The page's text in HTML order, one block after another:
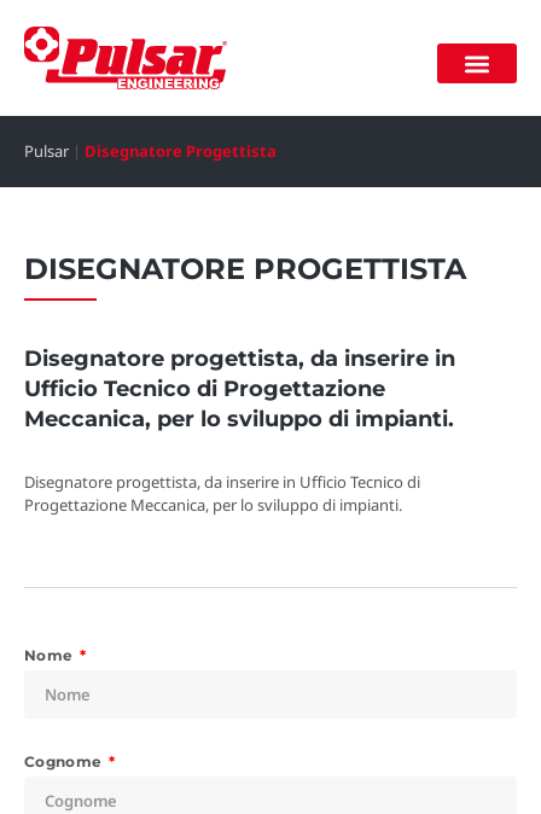
Pulsar | Disegnatore Progettista
DISEGNATORE PROGETTISTA
Disegnatore progettista, da inserire in
Ufficio Tecnico di Progettazione
Meccanica, per lo sviluppo di impianti.
Disegnatore progettista, da inserire in Ufficio Tecnico di
Progettazione Meccanica, per lo sviluppo di impianti.
Nome
Cognome